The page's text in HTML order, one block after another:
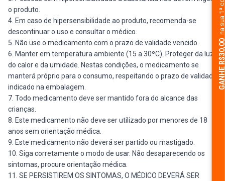
o produto.
4. Em caso de hipersensibilidade ao produto, recomenda-se
descontinuar o uso e consultar o médico.
5. Não use o medicamento com o prazo de validade vencido.
6. Manter em temperatura ambiente (15 a 30ºC). Proteger da luz,
do calor e da umidade. Nestas condições, o medicamento se
manterá próprio para o consumo, respeitando o prazo de validade
indicado na embalagem.
7. Todo medicamento deve ser mantido fora do alcance das
crianças.
8. Este medicamento não deve ser utilizado por menores de 18
anos sem orientação médica.
9. Este medicamento não deverá ser partido ou mastigado.
10. Siga corretamente o modo de usar. Não desaparecendo os
sintomas, procure orientação médica.
11. SE PERSISTIREM OS SINTOMAS, O MÉDICO DEVERÁ SER